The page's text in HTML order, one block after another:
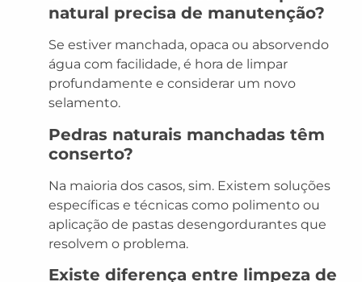
natural precisa de manutenção?
Se estiver manchada, opaca ou absorvendo
água com facilidade, é hora de limpar
profundamente e considerar um novo
selamento.
Pedras naturais manchadas têm
conserto?
Na maioria dos casos, sim. Existem soluções
específicas e técnicas como polimento ou
aplicação de pastas desengordurantes que
resolvem o problema.
Existe diferença entre limpeza de